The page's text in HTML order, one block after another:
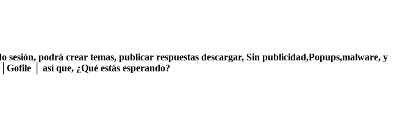
sesión, podrá crear temas, publicar respuestas descargar, Sin publicidad,Popups,malware, y
│ así que, ¿Qué estás esperando?